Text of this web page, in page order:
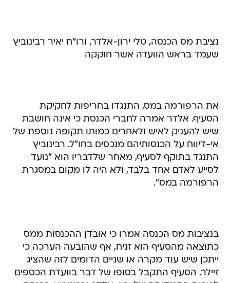
נציבת מס הכנסה, טלי ירון-אלדר, ורו"ח יאיר רבינוביץ
שעמד בראש הוועדה אשר חוקקה
את הרפורמה במס, התנגדו בחריפות לחקיקת
הסעיף. אלדר אמרה לחברי הכנסת כי אינה חושבת
שיש להעניק לאיש ולאחרים כמותו תקופה נוספת של
אי-דיווח על הכנסותיהם מנכסים בחו"ל. רבינוביץ
התנגד בתוקף לסעיף, מאחר שלדבריו הוא "נועד
לסייע לאדם אחד בלבד, ולא היה לו מקום במסגרת
הרפורמה במס".
בנציבות מס הכנסה אמרו כי אובדן ההכנסות ממס
כתוצאה מהסעיף הוא זניח, אף שהובעה הערכה כי
ייתכן שיש עוד מקרה או שניים הדומים לזה שהציג
זיילר. הסעיף התקבל בסופו של דבר בוועדת הכספים